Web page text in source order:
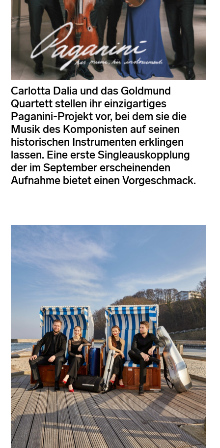
Carlotta Dalia und das Goldmund
Quartett stellen ihr einzigartiges
Paganini-Projekt vor, bei dem sie die
Musik des Komponisten auf seinen
historischen Instrumenten erklingen
lassen. Eine erste Singleauskopplung
der im September erscheinenden
Aufnahme bietet einen Vorgeschmack.